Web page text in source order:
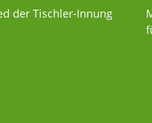
der Tischler-Innung